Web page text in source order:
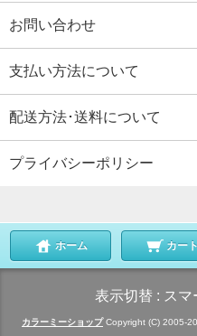
お問い合わせ
支払い方法について
配送方法･送料について
プライバシーポリシー
ホーム カート
表示切替 : スマ
カラーミーショップCopyright (C) 2005-